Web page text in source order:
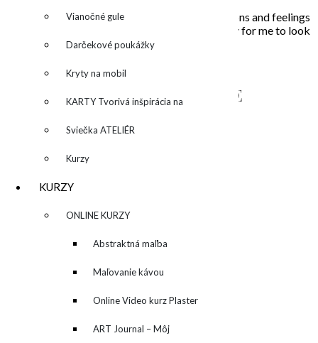
Vianočné gule
Darčekové poukážky
Kryty na mobil
KARTY Tvorivá inšpirácia na
každý deň
Sviečka ATELIÉR
Kurzy
KURZY
▼ ONLINE KURZY
▼ Abstraktná maľba
akrylom (Mixed Media)
Maľovanie kávou
Online Video kurz Plaster
ART
ART Journal – Môj
In my paintings I try to capture everyday situations and feelings
that touched my soul. Painting is the opportunity for me to look
inside, to unleash what is behind the story…
NAPÍŠTE MI – CONTACT ME